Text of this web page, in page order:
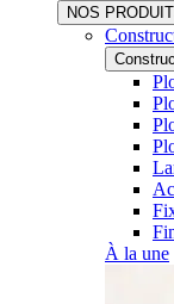
NOS
À la une